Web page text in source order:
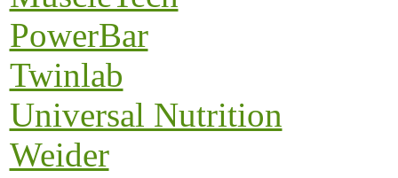
PowerBar
Twinlab
Universal Nutrition
Weider